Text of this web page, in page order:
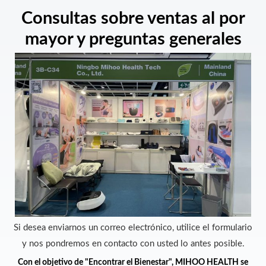
Consultas sobre ventas al por
mayor y preguntas generales
Si desea enviarnos un correo electrónico, utilice el formulario
y nos pondremos en contacto con usted lo antes posible.
Con el objetivo de "Encontrar el Bienestar", MIHOO HEALTH se